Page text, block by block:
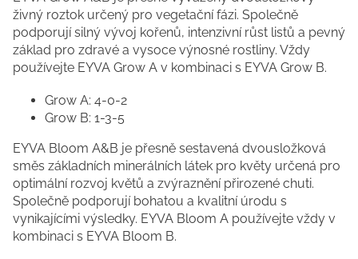
živný roztok určený pro vegetační fázi. Společně
podporují silný vývoj kořenů, intenzivní růst listů a pevný
základ pro zdravé a vysoce výnosné rostliny. Vždy
používejte EYVA Grow A v kombinaci s EYVA Grow B.
Grow A: 4-0-2
Grow B: 1-3-5
EYVA Bloom A&B je přesně sestavená dvousložková
směs základních minerálních látek pro květy určená pro
optimální rozvoj květů a zvýraznění přirozené chuti.
Společně podporují bohatou a kvalitní úrodu s
vynikajícími výsledky. EYVA Bloom A používejte vždy v
kombinaci s EYVA Bloom B.